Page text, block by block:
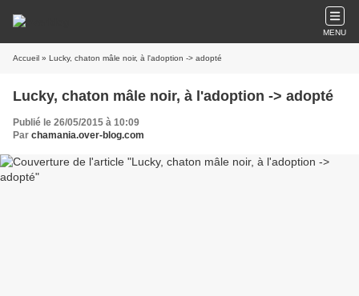
MENU
Accueil » Lucky, chaton mâle noir, à l'adoption -> adopté
Lucky, chaton mâle noir, à l'adoption -> adopté
Publié le 26/05/2015 à 10:09
Par chamania.over-blog.com